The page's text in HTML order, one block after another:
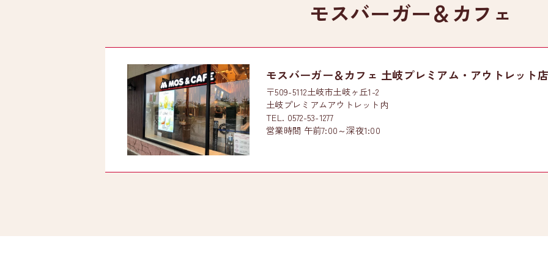
モスバーガー＆カフェ
モスバーガー＆カフェ 土岐プレミアム・アウトレット店
〒509-5112土岐市土岐ヶ丘1-2
土岐プレミアムアウトレット内
TEL. 0572-53-1277
営業時間 午前7:00～深夜1:00